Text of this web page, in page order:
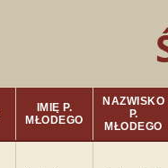
IMIĘ P.
MŁODEGO
NAZWISKO
P.
MŁODEGO